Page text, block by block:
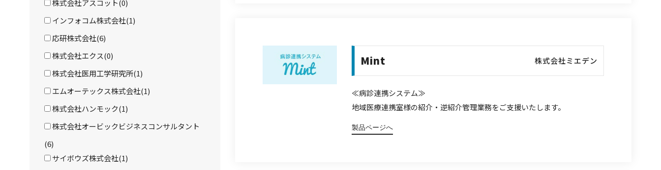
株式会社アスコット(0)
インフォコム株式会社(1)
応研株式会社(6)
株式会社エクス(0)
株式会社医用工学研究所(1)
エムオーテックス株式会社(1)
株式会社ハンモック(1)
株式会社オービックビジネスコンサルタント
(6)
サイボウズ株式会社(1)
Mint 株式会社ミエデン
≪病診連携システム≫
地域医療連携室様の紹介・逆紹介管理業務をご支援いたします。
製品ページへ